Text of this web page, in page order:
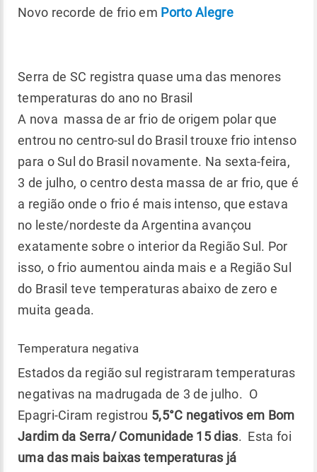
Novo recorde de frio em Porto Alegre
Serra de SC registra quase uma das menores
temperaturas do ano no Brasil
A nova massa de ar frio de origem polar que
entrou no centro-sul do Brasil trouxe frio intenso
para o Sul do Brasil novamente. Na sexta-feira,
3 de julho, o centro desta massa de ar frio, que é
a região onde o frio é mais intenso, que estava
no leste/nordeste da Argentina avançou
exatamente sobre o interior da Região Sul. Por
isso, o frio aumentou ainda mais e a Região Sul
do Brasil teve temperaturas abaixo de zero e
muita geada.
Temperatura negativa
Estados da região sul registraram temperaturas
negativas na madrugada de 3 de julho. O
Epagri-Ciram registrou 5,5°C negativos em Bom
Jardim da Serra/ Comunidade 15 dias. Esta foi
uma das mais baixas temperaturas já